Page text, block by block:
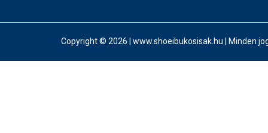
Copyright © 2026 | www.shoeibukosisak.hu | Minden